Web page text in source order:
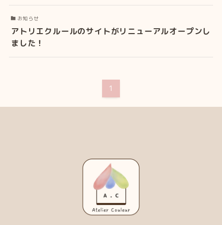
お知らせ
アトリエクルールのサイトがリニューアルオープンし
ました！
1